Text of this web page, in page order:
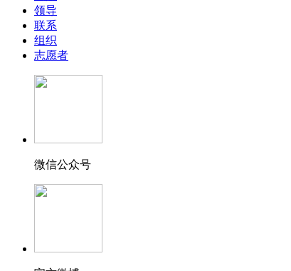
领导
联系
组织
志愿者
微信公众号